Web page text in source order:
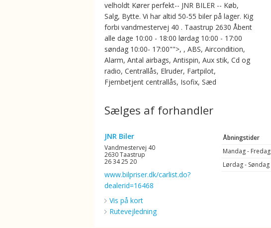
velholdt Kører perfekt-- JNR BILER -- Køb,
Salg, Bytte. Vi har altid 50-55 biler på lager. Kig
forbi vandmestervej 40 . Taastrup 2630 Åbent
alle dage 10:00 - 18:00 lørdag 10:00 - 17:00
søndag 10:00- 17:00"">, , ABS, Aircondition,
Alarm, Antal airbags, Antispin, Aux stik, Cd og
radio, Centrallås, Elruder, Fartpilot,
Fjernbetjent centrallås, Isofix, Sæd
Sælges af forhandler
JNR Biler
Vandmestervej 40
2630 Taastrup
26 34 25 20
www.bilpriser.dk/carlist.do?
dealerid=16468
Vis på kort
Rutevejledning
Åbningstider
Mandag - Fredag
Lørdag - Søndag